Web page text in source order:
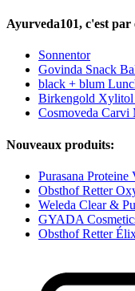
Ayurveda101, c'est par
Sonnentor
Govinda Snack
black + blum
Birkengold
Cosmoveda
Nouveaux produits:
Purasana Proteine
Obsthof Retter
Weleda Clear &
GYADA
Obsthof Retter